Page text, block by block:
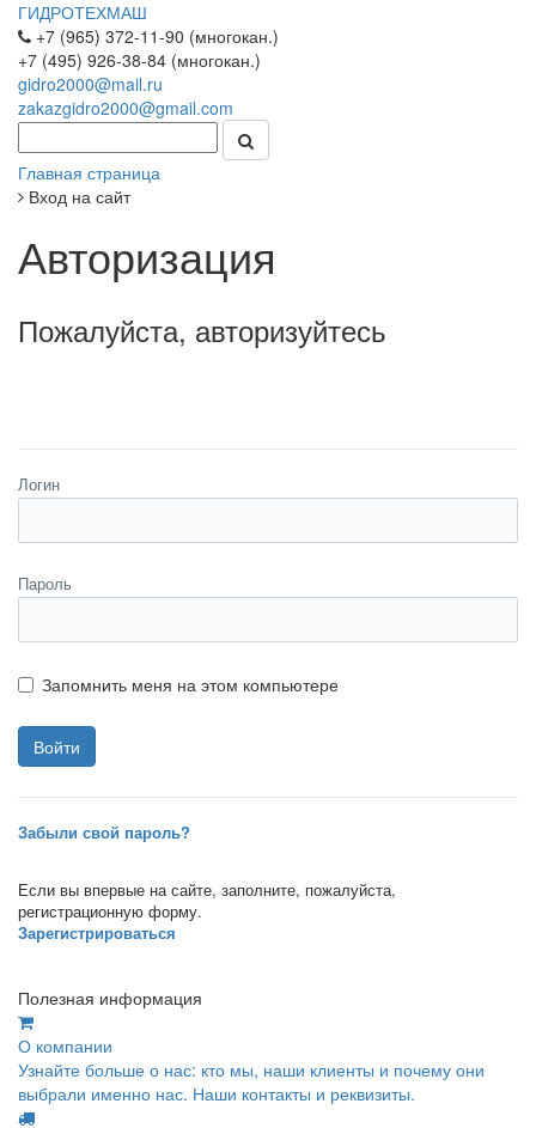
ГИДРОТЕХМАШ
+7 (965) 372-11-90 (многокан.)
+7 (495) 926-38-84 (многокан.)
gidro2000@mail.ru
zakazgidro2000@gmail.com
Главная страница
Вход на сайт
Авторизация
Пожалуйста, авторизуйтесь
Логин
Пароль
Запомнить меня на этом компьютере
Забыли свой пароль?
Если вы впервые на сайте, заполните, пожалуйста,
регистрационную форму.
Зарегистрироваться
Полезная информация
О компании
Узнайте больше о нас: кто мы, наши клиенты и почему они
выбрали именно нас. Наши контакты и реквизиты.